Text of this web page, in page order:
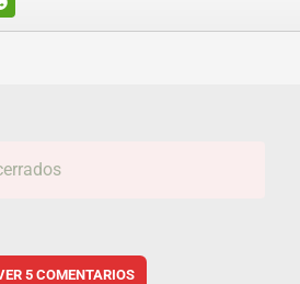
5 COMENTARIOS